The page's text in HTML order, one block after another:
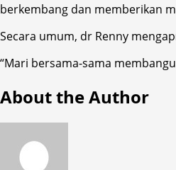
berkembang dan memberikan
Secara umum, dr Renny
“Mari bersama-sama
About the Author